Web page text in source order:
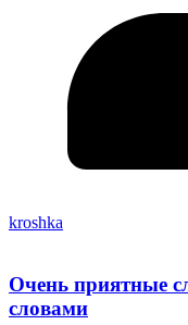
kroshka
Очень приятные
словами